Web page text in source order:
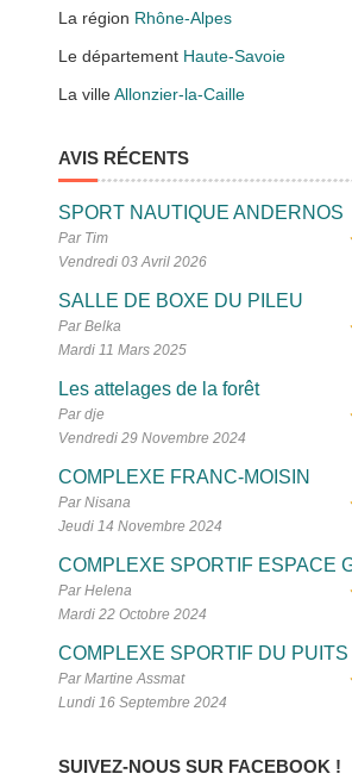
La région Rhône-Alpes
Le département Haute-Savoie
La villeAllonzier-la-Caille
AVIS RÉCENTS
SPORT NAUTIQUE ANDERNOS
Par Tim
Vendredi 03 Avril 2026
SALLE DE BOXE DU PILEU
Par Belka
Mardi 11 Mars 2025
Les attelages de la forêt
Par dje
Vendredi 29 Novembre 2024
COMPLEXE FRANC-MOISIN
Par Nisana
Jeudi 14 Novembre 2024
COMPLEXE SPORTIF ESPACE
Par Helena
Mardi 22 Octobre 2024
COMPLEXE SPORTIF DU
Par Martine Assmat
Lundi 16 Septembre 2024
SUIVEZ-NOUS SUR FACEBOOK !